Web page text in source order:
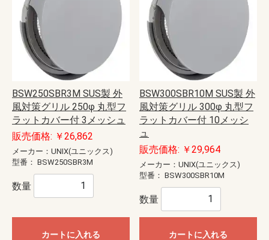
BSW250SBR3M SUS製 外
風対策グリル 250φ 丸型フ
ラットカバー付 3メッシュ
販売価格: ￥26,862
メーカー：UNIX(ユニックス)
型番： BSW250SBR3M
数量
カートに入れる
BSW300SBR10M SUS製 外
風対策グリル 300φ 丸型フ
ラットカバー付 10メッシ
ュ
販売価格: ￥29,964
メーカー：UNIX(ユニックス)
型番： BSW300SBR10M
数量
カートに入れる